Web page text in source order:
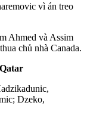
vì án treo
Ahmed và Assim
chủ nhà Canada.
Dzeko,